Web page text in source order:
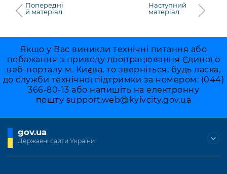
Попередні
й матеріал
Наступний
матеріал
Якщо у Вас виникли технічні питання або
побажання з приводу доопрацювання Єдиного
веб-порталу м. Києва, то зверніться, будь ласка,
до служби технічної підтримки за номером: (044)
366-80-13 або напишіть на електронну
пошту support.web@kyivcity.gov.ua
gov.ua
Державні сайти України